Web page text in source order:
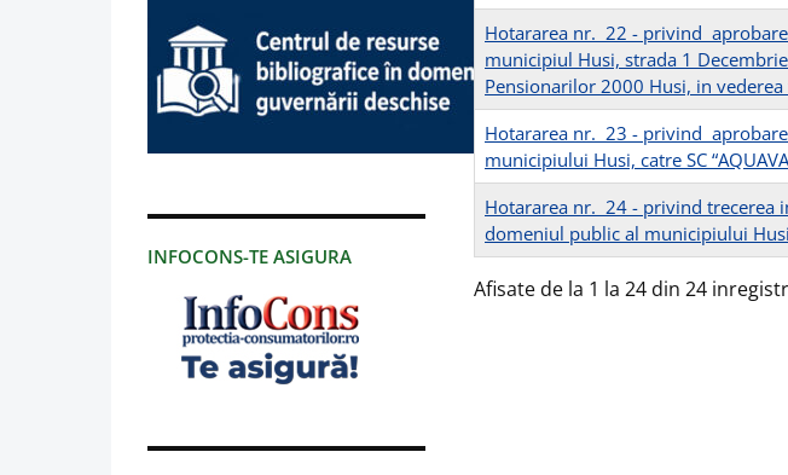
INFOCONS-TE ASIGURA
Hotararea nr. 22 - privind
municipiul Husi, strada 1
Pensionarilor 2000 Husi, in
Hotararea nr. 23 - privind
municipiului Husi, catre SC
Hotararea nr. 24 - privind trecerea
domeniul public al municipiului
Afisate de la 1 la 24 din 24